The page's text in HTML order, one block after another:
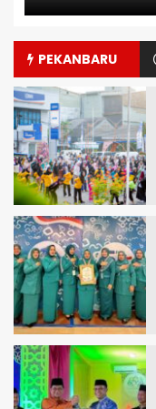
PEKANBARU